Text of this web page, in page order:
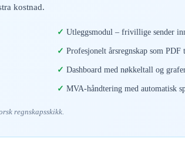
kostnad.
Utleggsmodul – frivillige sender
Profesjonelt årsregnskap som PDF
Dashboard med nøkkeltall og
MVA-håndtering med automatisk
regnskapsskikk.